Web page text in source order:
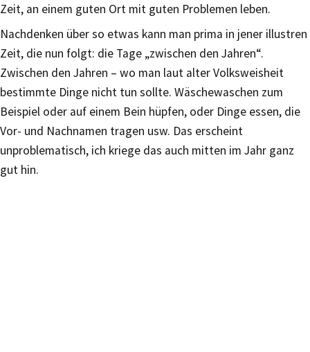
Zeit, an einem guten Ort mit guten Problemen leben.
Nachdenken über so etwas kann man prima in jener illustren
Zeit, die nun folgt: die Tage „zwischen den Jahren“.
Zwischen den Jahren – wo man laut alter Volksweisheit
bestimmte Dinge nicht tun sollte. Wäschewaschen zum
Beispiel oder auf einem Bein hüpfen, oder Dinge essen, die
Vor- und Nachnamen tragen usw. Das erscheint
unproblematisch, ich kriege das auch mitten im Jahr ganz
gut hin.